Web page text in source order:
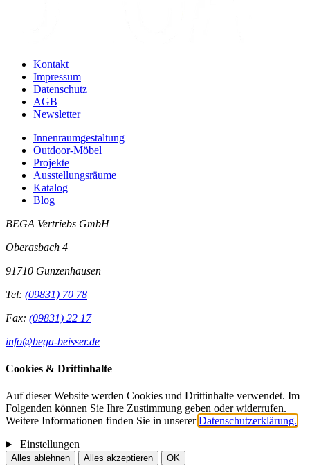
Kontakt
Impressum
Datenschutz
AGB
Newsletter
Innenraumgestaltung
Outdoor-Möbel
Projekte
Ausstellungsräume
Katalog
Blog
BEGA Vertriebs GmbH
Oberasbach 4
91710 Gunzenhausen
Tel: (09831) 70 78
Fax: (09831) 22 17
info@bega-beisser.de
Cookies & Drittinhalte
Auf dieser Website werden Cookies und Drittinhalte verwendet. Im
Folgenden können Sie Ihre Zustimmung geben oder widerrufen.
Weitere Informationen finden Sie in unsererDatenschutzerklärung.
Einstellungen
Alles ablehnen Alles akzeptieren OK